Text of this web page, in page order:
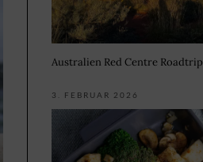
Australien Red Centre Roadtrip
3. FEBRUAR 2026